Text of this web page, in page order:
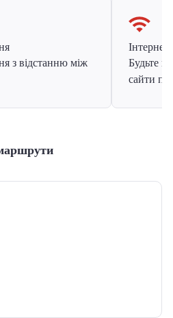
з відстанню між
Інтернет
Будьте
сайти